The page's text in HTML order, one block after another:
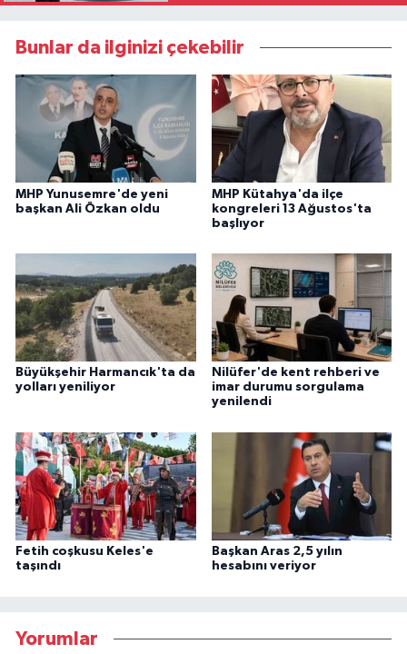
Bunlar da ilginizi çekebilir
MHP Yunusemre'de yeni
başkan Ali Özkan oldu
MHP Kütahya'da ilçe
kongreleri 13 Ağustos'ta
başlıyor
Büyükşehir Harmancık'ta da
yolları yeniliyor
Nilüfer'de kent rehberi ve
imar durumu sorgulama
yenilendi
Fetih coşkusu Keles'e
taşındı
Başkan Aras 2,5 yılın
hesabını veriyor
Yorumlar